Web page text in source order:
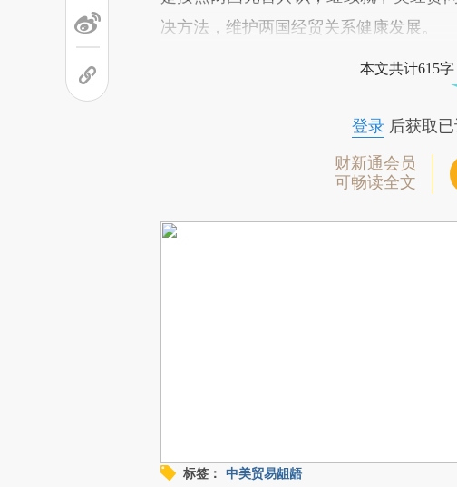
决方法，维护两国经贸关系健康发展。
本文共计615
登录后获取已
财新通会员
可畅读全文
标签： 中美贸易龃龉